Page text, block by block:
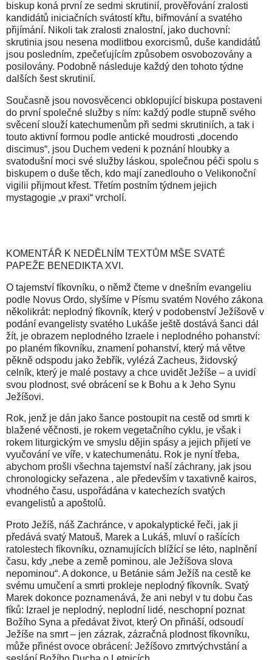
biskup koná první ze sedmi skrutinií, prověřování zralosti
kandidátů iniciačních svátostí křtu, biřmování a svatého
přijímání. Nikoli tak zralosti znalostní, jako duchovní:
skrutinia jsou nesena modlitbou exorcismů, duše kandidátů
jsou posledním, zpečeťujícím způsobem osvobozovány a
posilovány. Podobně následuje každý den tohoto týdne
dalších šest skrutinií.
Současně jsou novosvěcenci obklopující biskupa postaveni
do první společné služby s ním: každý podle stupně svého
svěcení slouží katechumenům při sedmi skrutiniích, a tak i
touto aktivní formou podle antické moudrosti „docendo
discimus“, jsou Duchem vedeni k poznání hloubky a
svatodušní moci své služby láskou, společnou péči spolu s
biskupem o duše těch, kdo mají zanedlouho o Velikonoční
vigilii přijmout křest. Třetím postním týdnem jejich
mystagogie „v praxi“ vrcholí.
KOMENTÁŘ K NEDĚLNÍM TEXTŮM MŠE SVATÉ
PAPEŽE BENEDIKTA XVI.
O tajemství fíkovníku, o němž čteme v dnešním evangeliu
podle Novus Ordo, slyšíme v Písmu svatém Nového zákona
několikrát: neplodný fíkovník, který v podobenství Ježíšově v
podání evangelisty svatého Lukáše ještě dostává šanci dál
žít, je obrazem neplodného Izraele i neplodného pohanství:
po planém fíkovníku, znamení pohanství, který má větve
pěkně odspodu jako žebřík, vylézá Zacheus, židovský
celník, který je malé postavy a chce uvidět Ježíše – a uvidí
svou plodnost, své obrácení se k Bohu a k Jeho Synu
Ježíšovi.
Rok, jenž je dán jako šance postoupit na cestě od smrti k
blažené věčnosti, je rokem vegetačního cyklu, je však i
rokem liturgickým ve smyslu dějin spásy a jejich přijetí ve
vyučování ve víře, v katechumenátu. Rok je nyní třeba,
abychom prošli všechna tajemství naší záchrany, jak jsou
chronologicky seřazena , ale především v taxativně kairos,
vhodného času, uspořádána v katechezích svatých
evangelistů a apoštolů.
Proto Ježíš, náš Zachránce, v apokalyptické řeči, jak ji
předává svatý Matouš, Marek a Lukáš, mluví o rašících
ratolestech fíkovníku, oznamujících blížící se léto, naplnění
času, kdy „nebe a země pominou, ale Ježíšova slova
nepominou“. A dokonce, u Betánie sám Ježíš na cestě ke
svému umučení a smrti prokleje neplodný fíkovník. Svatý
Marek dokonce poznamenává, že ani nebyl v tu dobu čas
fíků: Izrael je neplodný, neplodní lidé, neschopní poznat
Božího Syna a předávat život, který On přináší, odsoudí
Ježíše na smrt – jen zázrak, zázračná plodnost fíkovníku,
může přinést ovoce obrácení: Ježíšovo zmrtvýchvstání a